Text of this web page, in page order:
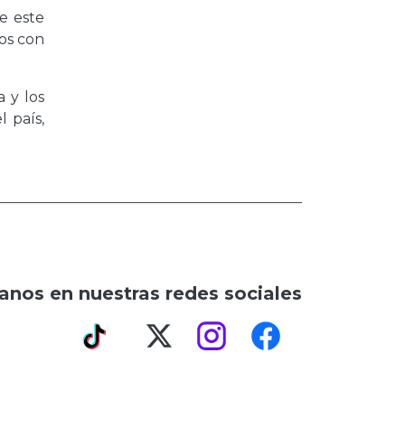
este
con
y los
país,
en nuestras redes sociales